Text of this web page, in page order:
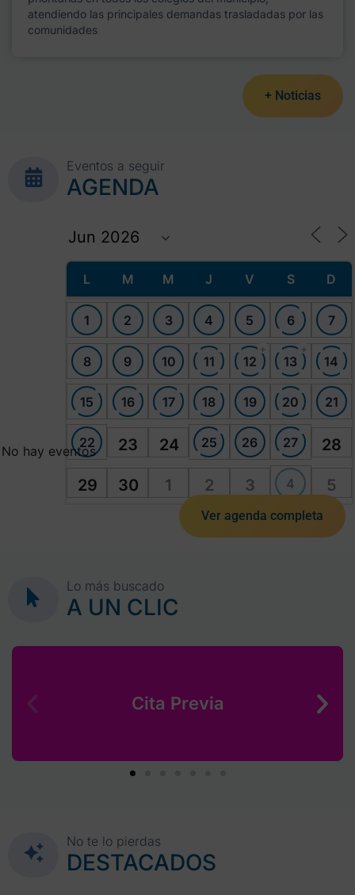
atendiendo las principales demandas trasladadas por las
comunidades
+ Noticias
Eventos a seguir
AGENDA
L M M J V S D
1 2 3 4 5 6 7
8 9 10 11 12
+
13
+
14
15 16 17 18 19 20 21
22 23 24 25 26 27 28
29 30 1 2 3 4 5
No hay eventos
Ver agenda completa
Lo más buscado
A UN CLIC
Cita Previa
No te lo pierdas
DESTACADOS